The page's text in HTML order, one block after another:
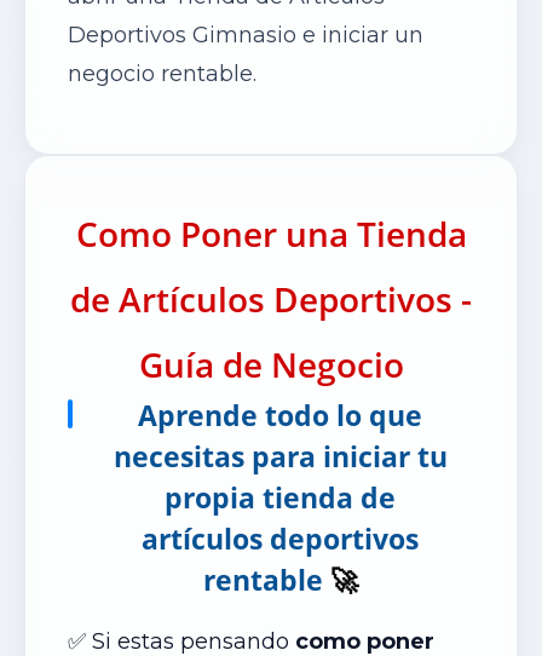
Deportivos Gimnasio e iniciar un
negocio rentable.
Como Poner una Tienda
de Artículos Deportivos -
Guía de Negocio
Aprende todo lo que
necesitas para iniciar tu
propia tienda de
artículos deportivos
rentable 🚀
✅ Si estas pensando como poner